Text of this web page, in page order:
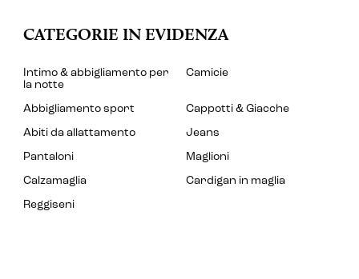
CATEGORIE IN EVIDENZA
Intimo & abbigliamento per
la notte
Camicie
Abbigliamento sport
Cappotti & Giacche
Abiti da allattamento
Jeans
Pantaloni
Maglioni
Calzamaglia
Cardigan in maglia
Reggiseni